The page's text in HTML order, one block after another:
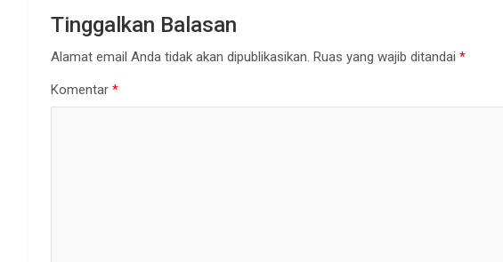
Tinggalkan Balasan
Alamat email Anda tidak akan dipublikasikan. Ruas yang wajib ditandai *
Komentar *